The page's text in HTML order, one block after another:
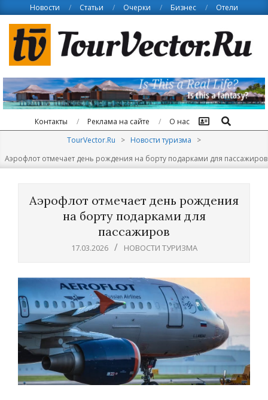
content
Новости Статьи Очерки Бизнес Отели
Контакты Реклама на сайте О нас Поиск
TourVector.Ru > Новости туризма
>
Аэрофлот отмечает день рождения на борту подарками для пассажиров
Аэрофлот отмечает день рождения
на борту подарками для
пассажиров
17.03.2026 НОВОСТИ ТУРИЗМА